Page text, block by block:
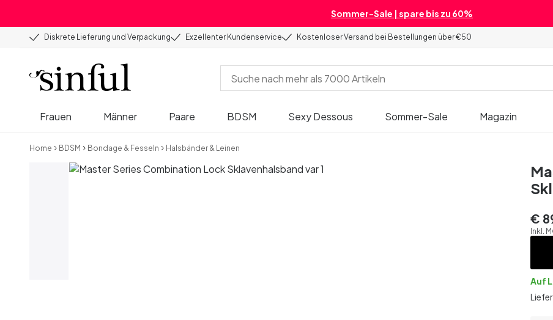
Sommer-Sale | spare bis zu 60%
Diskrete Lieferung und Verpackung Exzellenter Kundenservice Kostenloser Versand bei Bestellungen über €50
Frauen Männer Paare BDSM Sexy Dessous Sommer-Sale Magazin
Home BDSM Bondage & Fesseln Halsbänder & Leinen
€
Inkl.
Auf